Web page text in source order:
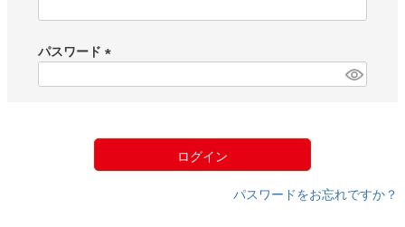
)
パスワード
ログイン
パスワードをお忘れですか？